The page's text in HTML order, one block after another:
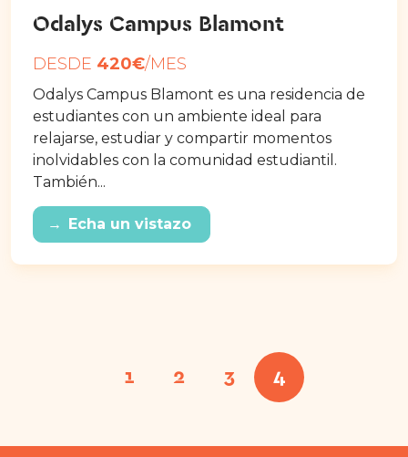
Odalys Campus Blamont
DESDE 420€/MES
Odalys Campus Blamont es una residencia de
estudiantes con un ambiente ideal para
relajarse, estudiar y compartir momentos
inolvidables con la comunidad estudiantil.
También...
→ Echa un vistazo
1 2 3 4